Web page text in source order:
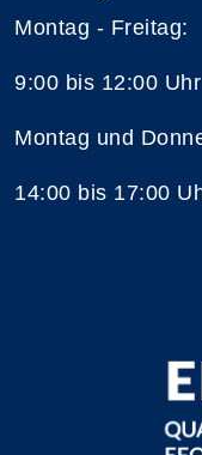
Montag - Freitag:
9:00 bis 12:00 Uhr
Montag und
14:00 bis 17:00